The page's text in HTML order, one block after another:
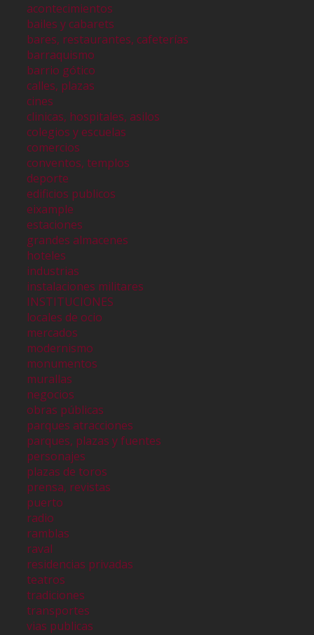
acontecimientos
bailes y cabarets
bares, restaurantes, cafeterías
barraquismo
barrio gótico
calles, plazas
cines
clinicas, hospitales, asilos
colegios y escuelas
comercios
conventos, templos
deporte
edificios publicos
eixample
estaciones
grandes almacenes
hoteles
industrias
instalaciones militares
INSTITUCIONES
locales de ocio
mercados
modernismo
monumentos
murallas
negocios
obras públicas
parques atracciones
parques, plazas y fuentes
personajes
plazas de toros
prensa, revistas
puerto
radio
ramblas
raval
residencias privadas
teatros
tradiciones
transportes
vias publicas